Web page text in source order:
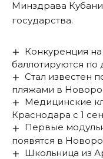
Минздрава Кубани
государства.
Конкуренция
баллотируются по
Стал известен
пляжами в
Медицинские
Краснодара с 1
Первые
появятся в
Школьница из